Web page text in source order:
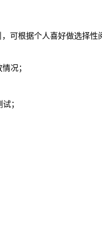
可根据个人喜好做选择性
况；
；